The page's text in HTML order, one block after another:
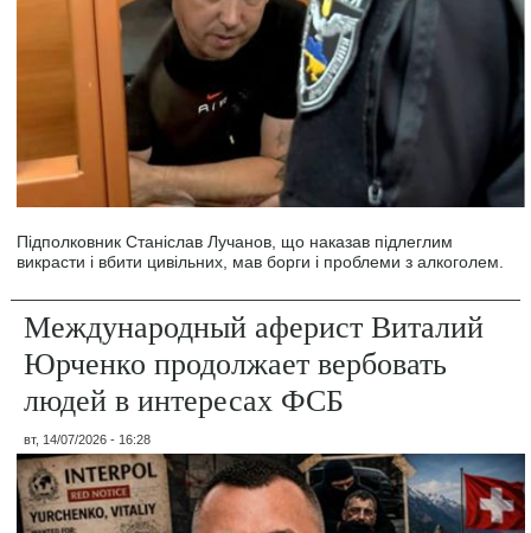
Підполковник Станіслав Лучанов, що наказав підлеглим
викрасти і вбити цивільних, мав борги і проблеми з алкоголем.
Международный аферист Виталий
Юрченко продолжает вербовать
людей в интересах ФСБ
вт, 14/07/2026 - 16:28